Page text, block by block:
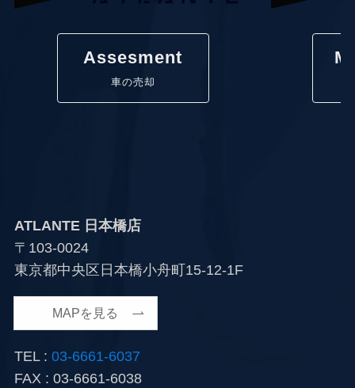
Assesment
車の売却
ATLANTE 日本橋店
〒103-0024
東京都中央区日本橋小舟町15-12-1F
MAPを見る
TEL : 03-6661-6037
FAX : 03-6661-6038